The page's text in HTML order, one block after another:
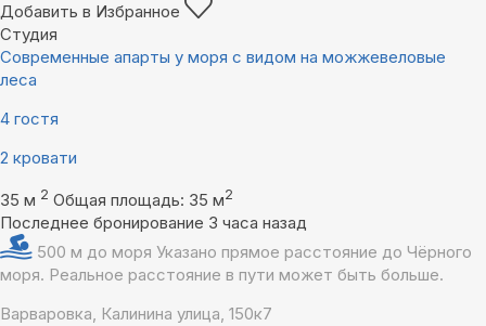
Добавить в Избранное
Студия
Современные апарты у моря с видом на можжевеловые
леса
4 гостя
2 кровати
35 м 2 Общая площадь: 35 м2
Последнее бронирование 3 часа назад
500 м до моря Указано прямое расстояние до Чёрного
моря. Реальное расстояние в пути может быть больше.
Варваровка, Калинина улица, 150к7